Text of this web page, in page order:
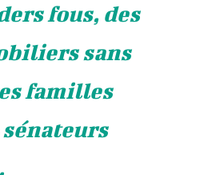
fous, des
sans
familles